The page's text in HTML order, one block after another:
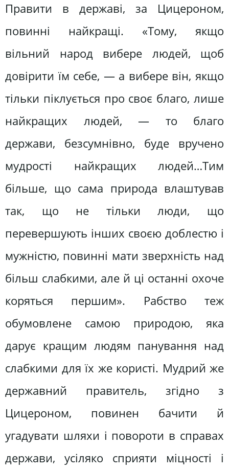
Правити в державі, за Цицероном,
повинні найкращі. «Тому, якщо
вільний народ вибере людей, щоб
довірити їм себе, — а вибере він, якщо
тільки піклується про своє благо, лише
найкращих людей, — то благо
держави, безсумнівно, буде вручено
мудрості найкращих людей…Тим
більше, що сама природа влаштував
так, що не тільки люди, що
перевершують інших своєю доблестю і
мужністю, повинні мати зверхність над
більш слабкими, але й ці останні охоче
коряться першим». Рабство теж
обумовлене самою природою, яка
дарує кращим людям панування над
слабкими для їх же користі. Мудрий же
державний правитель, згідно з
Цицероном, повинен бачити й
угадувати шляхи і повороти в справах
держави, усіляко сприяти міцності і